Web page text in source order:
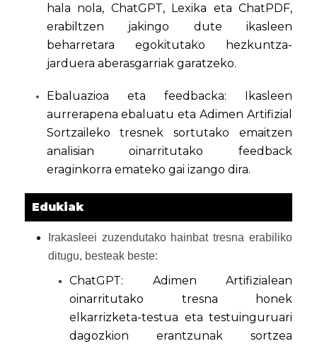
hala nola, ChatGPT, Lexika eta ChatPDF,
erabiltzen jakingo dute ikasleen
beharretara egokitutako hezkuntza-
jarduera aberasgarriak garatzeko.
Ebaluazioa eta feedbacka: Ikasleen
aurrerapena ebaluatu eta Adimen Artifizial
Sortzaileko tresnek sortutako emaitzen
analisian oinarritutako feedback
eraginkorra emateko gai izango dira.
Edukiak
Irakasleei zuzendutako hainbat tresna erabiliko
ditugu, besteak beste:
ChatGPT: Adimen Artifizialean
oinarritutako tresna honek
elkarrizketa-testua eta testuinguruari
dagozkion erantzunak sortzea